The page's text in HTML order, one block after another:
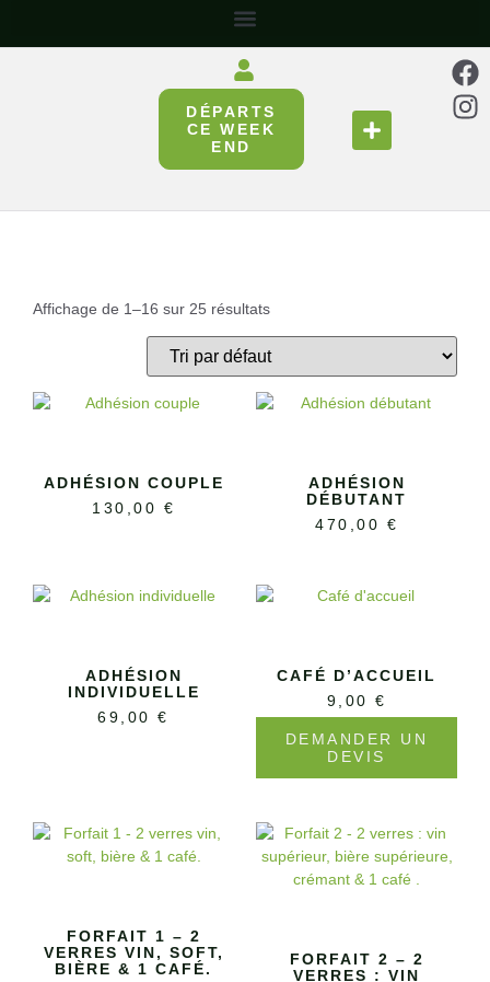
DÉPARTS
CE WEEK
END
Affichage de 1–16 sur 25 résultats
ADHÉSION COUPLE
130,00 €
ADHÉSION
DÉBUTANT
470,00 €
ADHÉSION
INDIVIDUELLE
69,00€
CAFÉ D’ACCUEIL
9,00 €
DEMANDER UN
DEVIS
FORFAIT 1 – 2
VERRES VIN, SOFT,
BIÈRE & 1 CAFÉ.
FORFAIT 2 – 2
VERRES : VIN